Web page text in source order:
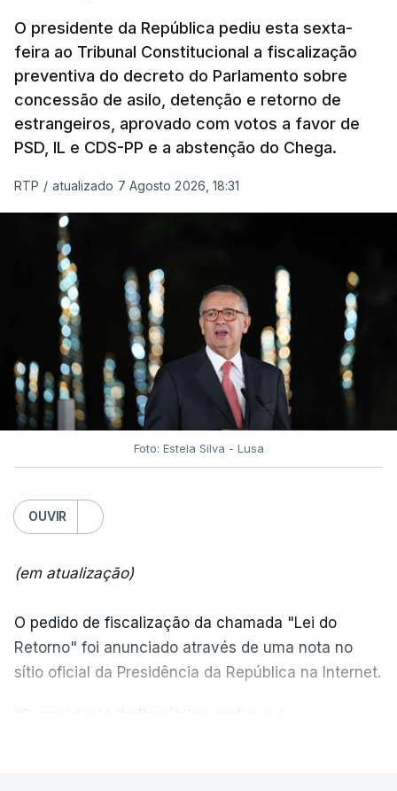
O presidente da República pediu esta sexta-
feira ao Tribunal Constitucional a fiscalização
preventiva do decreto do Parlamento sobre
concessão de asilo, detenção e retorno de
estrangeiros, aprovado com votos a favor de
PSD, IL e CDS-PP e a abstenção do Chega.
RTP / atualizado 7 Agosto 2026, 18:31
Foto: Estela Silva - Lusa
OUVIR
(em atualização)
O pedido de fiscalização da chamada "Lei do
Retorno" foi anunciado através de uma nota no
sítio oficial da Presidência da República na Internet.